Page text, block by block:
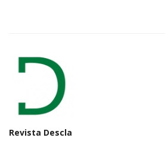
Revista Descla